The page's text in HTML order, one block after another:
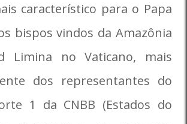
característico para o Papa
bispos vindos da Amazônia
Limina no Vaticano, mais
dos representantes do
1 da CNBB (Estados do